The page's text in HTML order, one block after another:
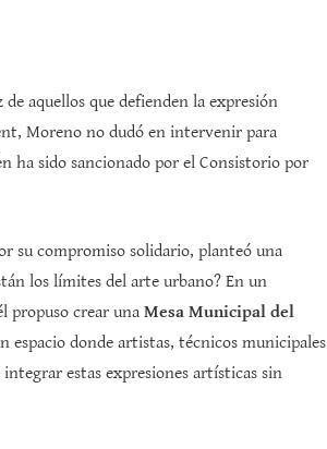
aquellos que defienden la expresión
Moreno no dudó en intervenir para
ha sido sancionado por el Consistorio por
su compromiso solidario, planteó una
los límites del arte urbano? En un
propuso crear una Mesa Municipal del
espacio donde artistas, técnicos municipales
estas expresiones artísticas sin